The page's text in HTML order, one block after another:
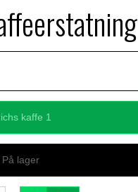
kaffe 1
På lager